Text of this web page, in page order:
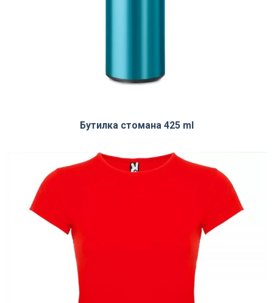
Бутилка стомана 425 ml